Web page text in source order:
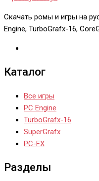
Скачать ромы и игры на
Engine, TurboGrafx-16,
Каталог
Все игры
PC Engine
TurboGrafx-16
SuperGrafx
PC-FX
Разделы